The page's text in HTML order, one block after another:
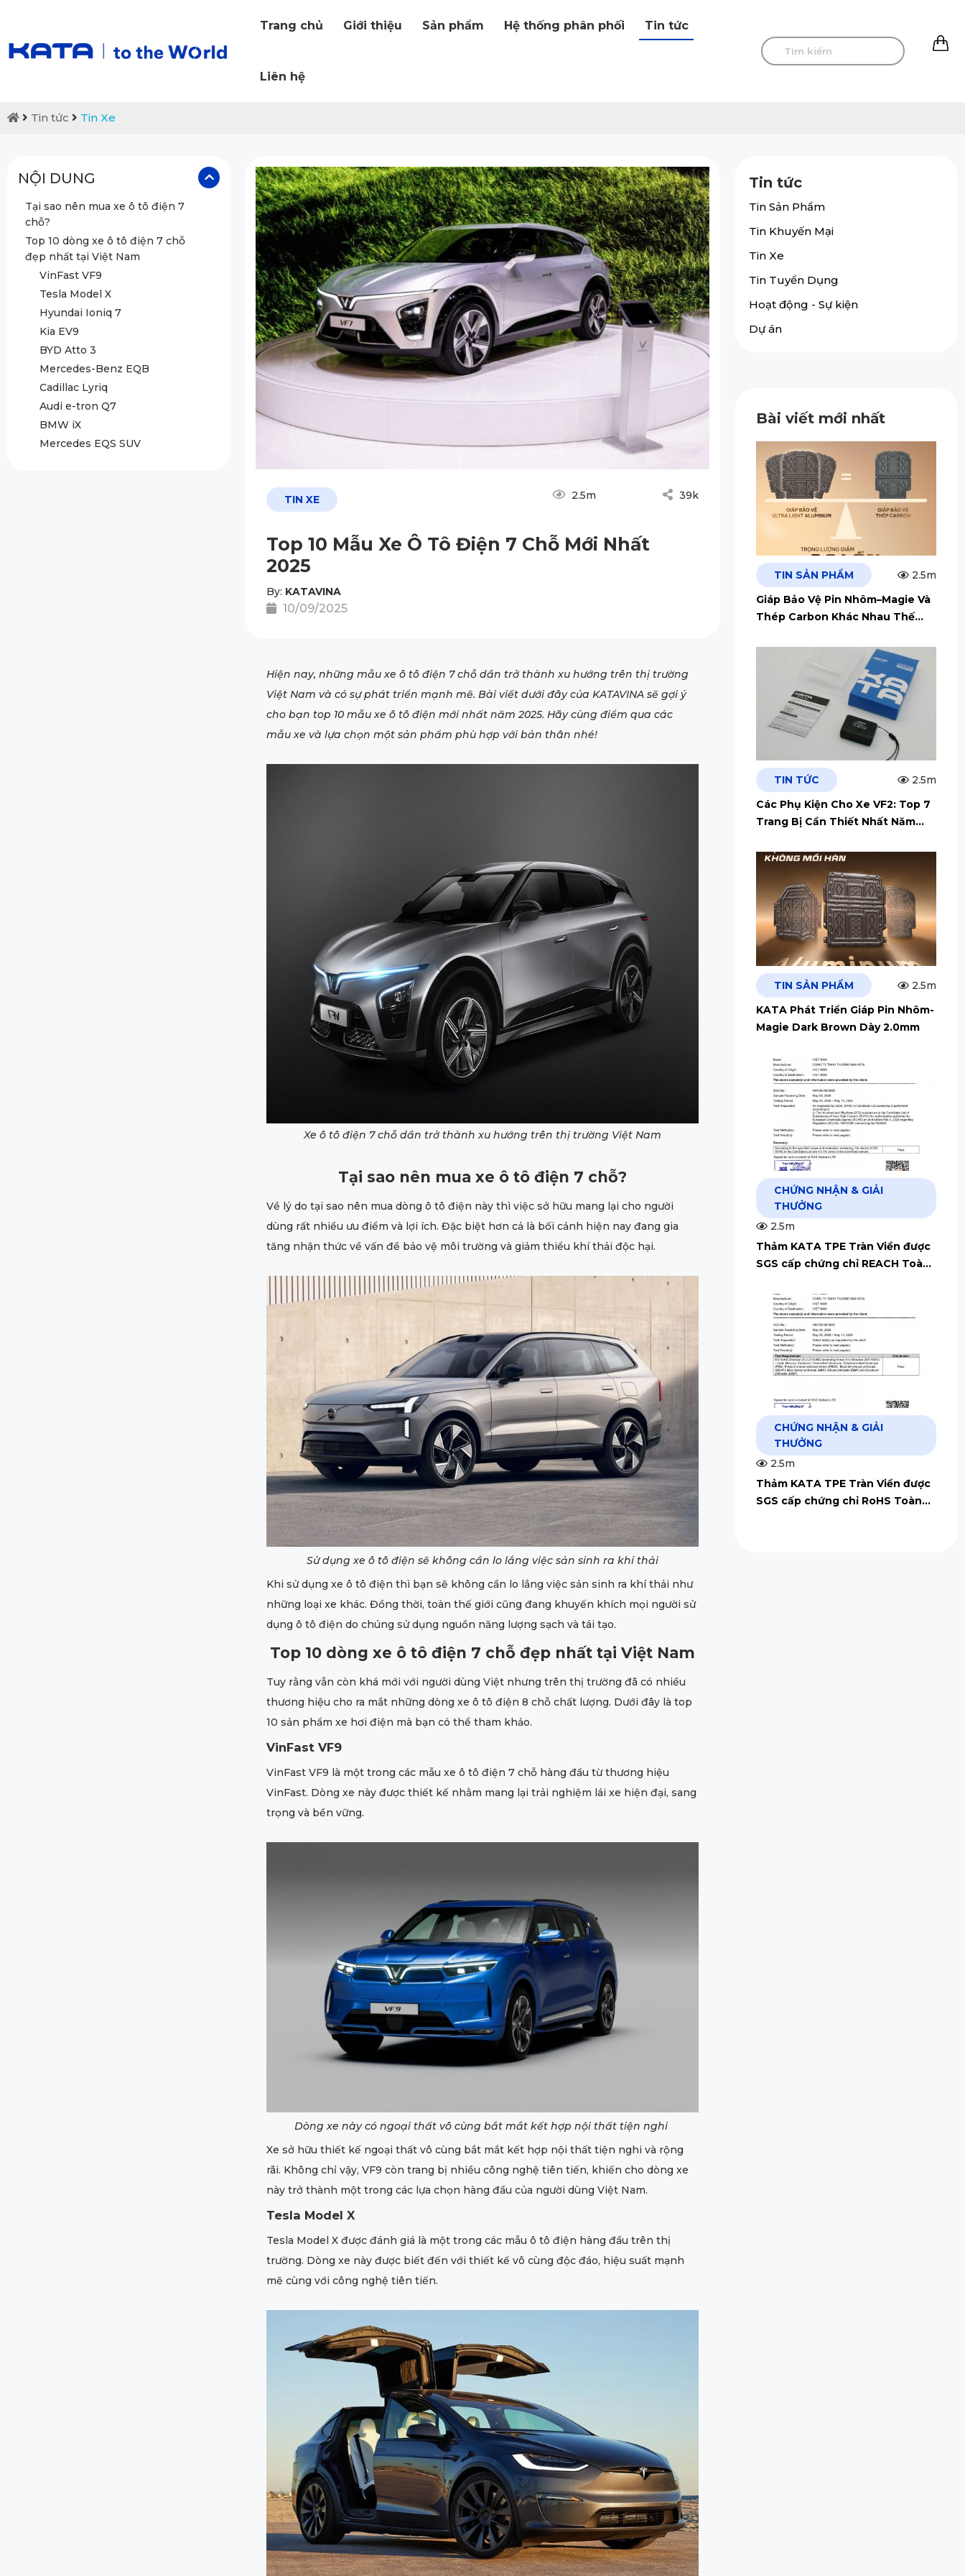
Trang chủ Giới thiệu Sản phẩm Hệ thống phân phối Tin tức
Liên hệ
Tin tức Tin Xe
NỘI DUNG
Tại sao nên mua xe ô tô điện 7
chỗ?
Top 10 dòng xe ô tô điện 7 chỗ
đẹp nhất tại Việt Nam
VinFast VF9
Tesla Model X
Hyundai Ioniq 7
Kia EV9
BYD Atto 3
Mercedes-Benz EQB
Cadillac Lyriq
Audi e-tron Q7
BMW iX
Mercedes EQS SUV
TIN XE 2.5m 39k
Top 10 Mẫu Xe Ô Tô Điện 7 Chỗ Mới Nhất
2025
By: KATAVINA
10/09/2025
Hiện nay, những mẫu xe ô tô điện 7 chỗ dần trở thành xu hướng trên thị trường
Việt Nam và có sự phát triển mạnh mẽ. Bài viết dưới đây của KATAVINA sẽ gợi ý
cho bạn top 10 mẫu xe ô tô điện mới nhất năm 2025. Hãy cùng điểm qua các
mẫu xe và lựa chọn một sản phẩm phù hợp với bản thân nhé!
Xe ô tô điện 7 chỗ dần trở thành xu hướng trên thị trường Việt Nam
Tại sao nên mua xe ô tô điện 7 chỗ?
Về lý do tại sao nên mua dòng ô tô điện này thì việc sở hữu mang lại cho người
dùng rất nhiều ưu điểm và lợi ích. Đặc biệt hơn cả là bối cảnh hiện nay đang gia
tăng nhận thức về vấn đề bảo vệ môi trường và giảm thiểu khí thải độc hại.
Sử dụng xe ô tô điện sẽ không cần lo lắng việc sản sinh ra khí thải
Khi sử dụng xe ô tô điện thì bạn sẽ không cần lo lắng việc sản sinh ra khí thải như
những loại xe khác. Đồng thời, toàn thế giới cũng đang khuyến khích mọi người sử
dụng ô tô điện do chúng sử dụng nguồn năng lượng sạch và tái tạo.
Top 10 dòng xe ô tô điện 7 chỗ đẹp nhất tại Việt Nam
Tuy rằng vẫn còn khá mới với người dùng Việt nhưng trên thị trường đã có nhiều
thương hiệu cho ra mắt những dòng xe ô tô điện 8 chỗ chất lượng. Dưới đây là top
10 sản phẩm xe hơi điện mà bạn có thể tham khảo.
VinFast VF9
VinFast VF9 là một trong các mẫu xe ô tô điện 7 chỗ hàng đầu từ thương hiệu
VinFast. Dòng xe này được thiết kế nhằm mang lại trải nghiệm lái xe hiện đại, sang
trọng và bền vững.
Dòng xe này có ngoại thất vô cùng bắt mắt kết hợp nội thất tiện nghi
Xe sở hữu thiết kế ngoại thất vô cùng bắt mắt kết hợp nội thất tiện nghi và rộng
rãi. Không chỉ vậy, VF9 còn trang bị nhiều công nghệ tiên tiến, khiến cho dòng xe
này trở thành một trong các lựa chọn hàng đầu của người dùng Việt Nam.
Tesla Model X
Tesla Model X được đánh giá là một trong các mẫu ô tô điện hàng đầu trên thị
trường. Dòng xe này được biết đến với thiết kế vô cùng độc đáo, hiệu suất mạnh
mẽ cùng với công nghệ tiên tiến.
Tin tức
Tin Sản Phẩm
Tin Khuyến Mại
Tin Xe
Tin Tuyển Dụng
Hoạt động - Sự kiện
Dự án
Bài viết mới nhất
TIN SẢN PHẨM
2.5m
Giáp Bảo Vệ Pin Nhôm–Magie Và
Thép Carbon Khác Nhau Thế
TIN TỨC
2.5m
Các Phụ Kiện Cho Xe VF2: Top 7
Trang Bị Cần Thiết Nhất Năm
TIN SẢN PHẨM
2.5m
KATA Phát Triển Giáp Pin Nhôm-
Magie Dark Brown Dày 2.0mm
CHỨNG NHẬN & GIẢI
THƯỞNG
2.5m
Thảm KATA TPE Tràn Viền được
SGS cấp chứng chỉ REACH Toàn
CHỨNG NHẬN & GIẢI
THƯỞNG
2.5m
Thảm KATA TPE Tràn Viền được
SGS cấp chứng chỉ RoHS Toàn